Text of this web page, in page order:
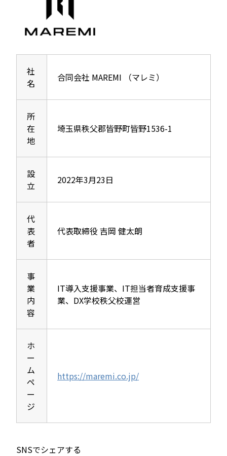
社
名
合同会社 MAREMI （マレミ）
所
在
地
埼玉県秩父郡皆野町皆野1536-1
設
立
2022年3月23日
代
表
者
代表取締役 吉岡 健太朗
事
業
内
容
IT導入支援事業、IT担当者育成支援事
業、DX学校秩父校運営
ホ
ー
ム
ペ
ー
ジ
https://maremi.co.jp/
SNSでシェアする